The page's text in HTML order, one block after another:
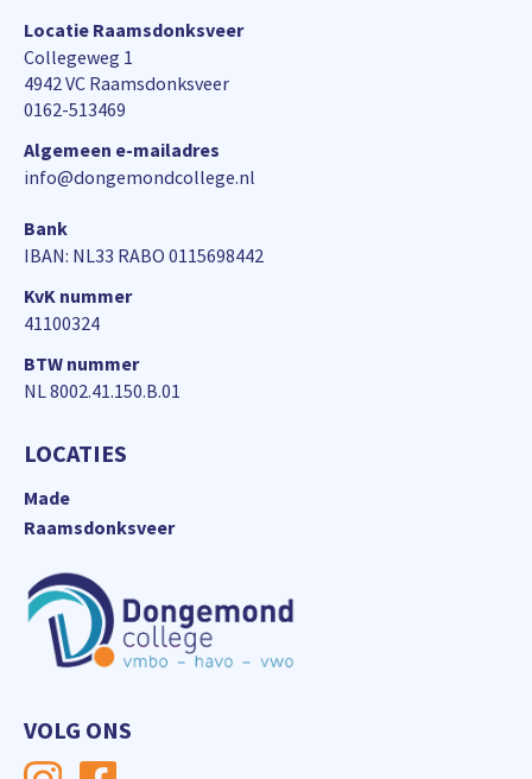
Locatie Raamsdonksveer
Collegeweg 1
4942 VC Raamsdonksveer
0162-513469
Algemeen e-mailadres
info@dongemondcollege.nl
Bank
IBAN: NL33 RABO 0115698442
KvK nummer
41100324
BTW nummer
NL 8002.41.150.B.01
LOCATIES
Made
Raamsdonksveer
VOLG ONS